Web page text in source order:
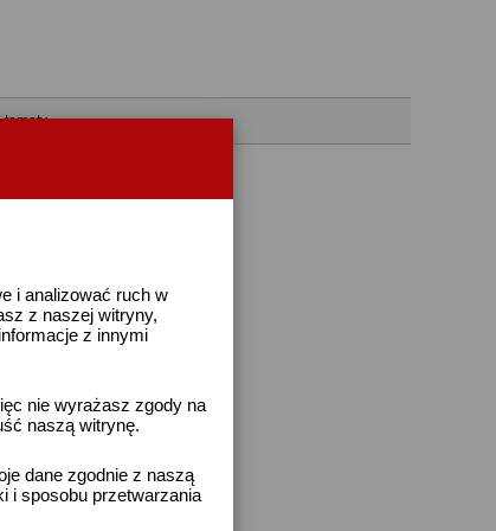
i analizować ruch w
z naszej witryny,
z innymi
nie wyrażasz zgody na
naszą witrynę.
dane zgodnie z naszą
i sposobu przetwarzania